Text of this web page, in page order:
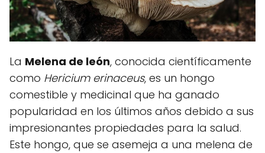
La Melena de león, conocida científicamente
como Hericium erinaceus, es un hongo
comestible y medicinal que ha ganado
popularidad en los últimos años debido a sus
impresionantes propiedades para la salud.
Este hongo, que se asemeja a una melena de